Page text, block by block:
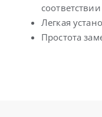
Легкая
Простота